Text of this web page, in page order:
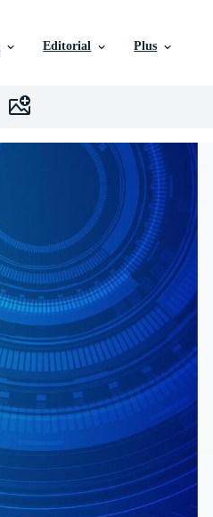
Editorial Plus